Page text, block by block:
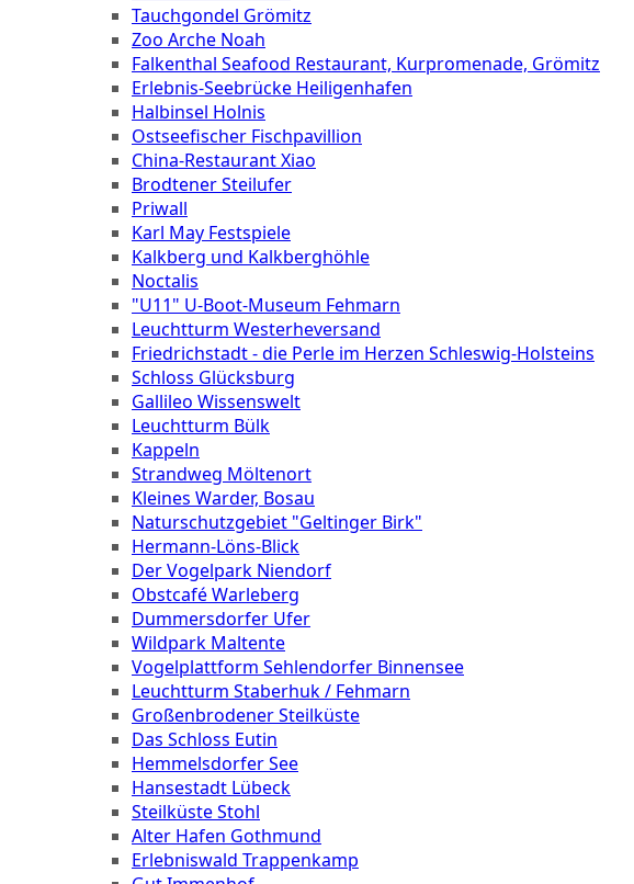
Tauchgondel Grömitz
Zoo Arche Noah
Falkenthal Seafood Restaurant, Kurpromenade, Grömitz
Erlebnis-Seebrücke Heiligenhafen
Halbinsel Holnis
Ostseefischer Fischpavillion
China-Restaurant Xiao
Brodtener Steilufer
Priwall
Karl May Festspiele
Kalkberg und Kalkberghöhle
Noctalis
"U11" U-Boot-Museum Fehmarn
Leuchtturm Westerheversand
Friedrichstadt - die Perle im Herzen Schleswig-Holsteins
Schloss Glücksburg
Gallileo Wissenswelt
Leuchtturm Bülk
Kappeln
Strandweg Möltenort
Kleines Warder, Bosau
Naturschutzgebiet "Geltinger Birk"
Hermann-Löns-Blick
Der Vogelpark Niendorf
Obstcafé Warleberg
Dummersdorfer Ufer
Wildpark Maltente
Vogelplattform Sehlendorfer Binnensee
Leuchtturm Staberhuk / Fehmarn
Großenbrodener Steilküste
Das Schloss Eutin
Hemmelsdorfer See
Hansestadt Lübeck
Steilküste Stohl
Alter Hafen Gothmund
Erlebniswald Trappenkamp